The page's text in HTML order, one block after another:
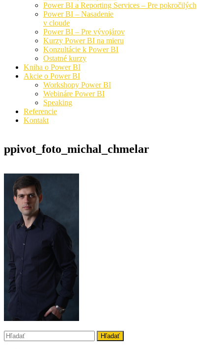
Power BI a Reporting Services – Pre pokročilých
Power BI – Nasadenie
v cloude
Power BI – Pre vývojárov
Kurzy Power BI na mieru
Konzultácie k Power BI
Ostatné kurzy
Kniha o Power BI
Akcie o Power BI
Workshopy Power BI
Webináre Power BI
Speaking
Referencie
Kontakt
ppivot_foto_michal_chmelar